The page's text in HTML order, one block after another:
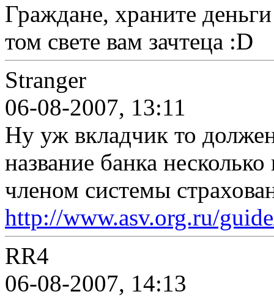
Граждане, храните
том свете вам зачтеца :D
Stranger
06-08-2007, 13:11
Ну уж вкладчик то
название банка
членом системы
http://www.asv.org.ru/
RR4
06-08-2007, 14:13